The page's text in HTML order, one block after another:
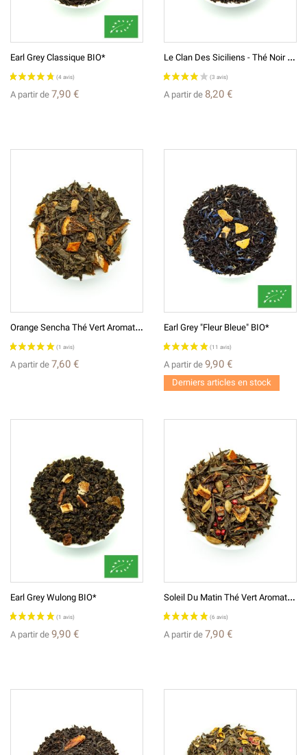
Earl Grey Classique BIO*
A partir de 7,90 €
L
E Clan Des Siciliens - Thé Noir Aromatisé
A partir de 8,20 €
O
Range Sencha Thé Vert Aromatisé
A partir de 7,60 €
Earl Grey "Fleur Bleue" BIO*
A partir de 9,90 €
Derniers articles en stock
Earl Grey Wulong BIO*
A partir de 9,90 €
S
Oleil Du Matin Thé Vert Aromatisé
A partir de 7,90 €